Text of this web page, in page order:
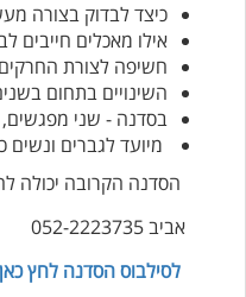
כיצד לבדוק בצורה
אילו מאכלים חייבים
חשיפה לצורת החרקים
השינויים בתחום
בסדנה - שני מפגשים,
מיועד לגברים
הסדנה הקרובה יכולה
אביב 052-2223735
לסילבוס הסדנה לחץ כאן